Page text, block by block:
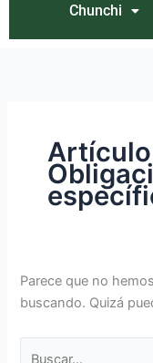
Chunchi
Parece que no
buscando. Quizá